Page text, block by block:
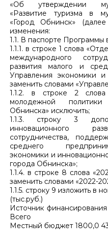
«Об утверждении
«Развитие туризма в
«Город Обнинск»
изменения:
1.1. В паспорте Программы
1.1.1. в строке 1 слова
международного
развития малого и
Управления экономики и
заменить словами
1.1.2. в строке 2
молодежной
Обнинска» исключить;
1.1.3. строку 3
инновационного
сотрудничества,
среднего
экономики и
города Обнинска»;
1.1.4. в строке 8 слова
заменить словами «2022-
1.1.5. строку 9 изложить в
(тыс.руб.)
Источник
Всего
Местный бюджет 1800,0